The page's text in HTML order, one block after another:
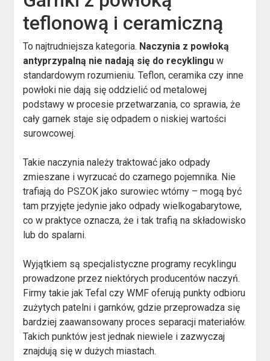
teflonową i ceramiczną
To najtrudniejsza kategoria. Naczynia z powłoką
antyprzypalną nie nadają się do recyklingu w
standardowym rozumieniu. Teflon, ceramika czy inne
powłoki nie dają się oddzielić od metalowej
podstawy w procesie przetwarzania, co sprawia, że
cały garnek staje się odpadem o niskiej wartości
surowcowej.
Takie naczynia należy traktować jako odpady
zmieszane i wyrzucać do czarnego pojemnika. Nie
trafiają do PSZOK jako surowiec wtórny – mogą być
tam przyjęte jedynie jako odpady wielkogabarytowe,
co w praktyce oznacza, że i tak trafią na składowisko
lub do spalarni.
Wyjątkiem są specjalistyczne programy recyklingu
prowadzone przez niektórych producentów naczyń.
Firmy takie jak Tefal czy WMF oferują punkty odbioru
zużytych patelni i garnków, gdzie przeprowadza się
bardziej zaawansowany proces separacji materiałów.
Takich punktów jest jednak niewiele i zazwyczaj
znajdują się w dużych miastach.